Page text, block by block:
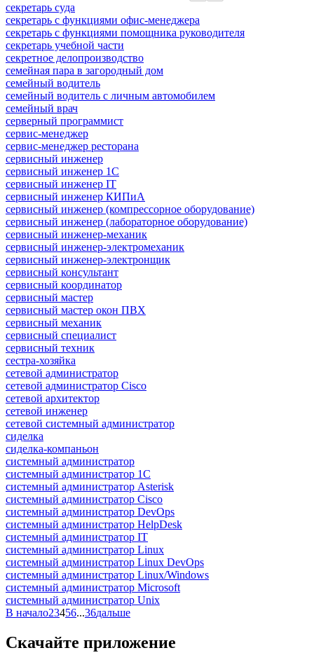
секретарь суда
секретарь с функциями офис-менеджера
секретарь с функциями помощника руководителя
секретарь учебной части
секретное делопроизводство
семейная пара в загородный дом
семейный водитель
семейный водитель с личным автомобилем
семейный врач
серверный программист
сервис-менеджер
сервис-менеджер ресторана
сервисный инженер
сервисный инженер 1С
сервисный инженер IT
сервисный инженер КИПиА
сервисный инженер (компрессорное оборудование)
сервисный инженер (лабораторное оборудование)
сервисный инженер-механик
сервисный инженер-электромеханик
сервисный инженер-электронщик
сервисный консультант
сервисный координатор
сервисный мастер
сервисный мастер окон ПВХ
сервисный механик
сервисный специалист
сервисный техник
сестра-хозяйка
сетевой администратор
сетевой администратор Cisco
сетевой архитектор
сетевой инженер
сетевой системный администратор
сиделка
сиделка-компаньон
системный администратор
системный администратор 1С
системный администратор Asterisk
системный администратор Cisco
системный администратор DevOps
системный администратор HelpDesk
системный администратор IT
системный администратор Linux
системный администратор Linux DevOps
системный администратор Linux/Windows
системный администратор Microsoft
системный администратор Unix
В начало23456...36дальше
Скачайте приложение